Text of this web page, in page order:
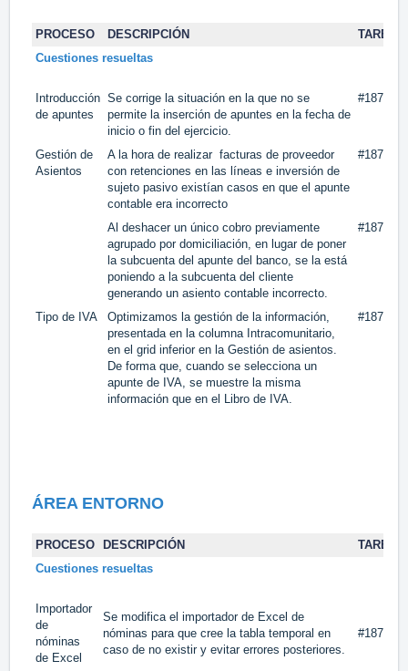
PROCESO DESCRIPCIÓN
TAREA
Cuestiones resueltas
Introducción
de apuntes
Se corrige la situación en la que no se
permite la inserción de apuntes en la fecha de
inicio o fin del ejercicio.
#18752
Gestión de
Asientos
A la hora de realizar facturas de proveedor
con retenciones en las líneas e inversión de
sujeto pasivo existían casos en que el apunte
contable era incorrecto
#18712
Al deshacer un único cobro previamente
agrupado por domiciliación, en lugar de poner
la subcuenta del apunte del banco, se la está
poniendo a la subcuenta del cliente
generando un asiento contable incorrecto.
#18717
Tipo de IVA
Optimizamos la gestión de la información,
presentada en la columna Intracomunitario,
en el grid inferior en la Gestión de asientos.
De forma que, cuando se selecciona un
apunte de IVA, se muestre la misma
información que en el Libro de IVA.
#18751
ÁREA ENTORNO
PROCESO DESCRIPCIÓN
TAREA
Cuestiones resueltas
Importador
de
nóminas
de Excel
Se modifica el importador de Excel de
nóminas para que cree la tabla temporal en
caso de no existir y evitar errores posteriores.
#18746